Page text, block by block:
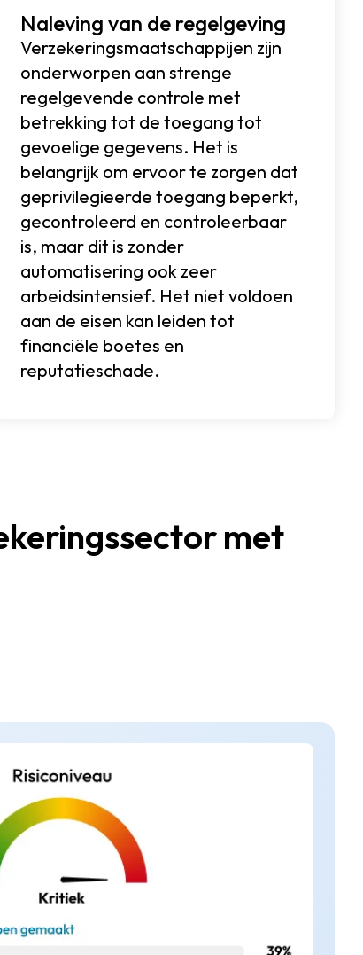
Naleving van de regelgeving
Verzekeringsmaatschappijen zijn
onderworpen aan strenge
regelgevende controle met
betrekking tot de toegang tot
gevoelige gegevens. Het is
belangrijk om ervoor te zorgen dat
geprivilegieerde toegang beperkt,
gecontroleerd en controleerbaar
is, maar dit is zonder
automatisering ook zeer
arbeidsintensief. Het niet voldoen
aan de eisen kan leiden tot
financiële boetes en
reputatieschade.
met